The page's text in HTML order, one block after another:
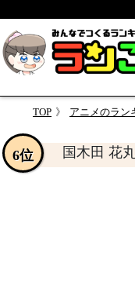
TOP アニメのラン
国木田 花
6位